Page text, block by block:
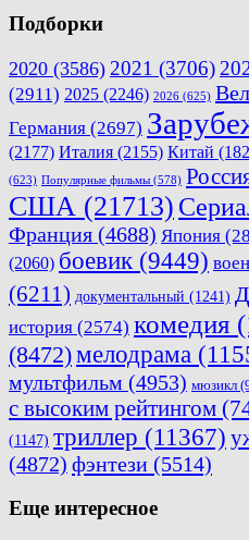
Подборки
2020 (3586) 2021 (3706)
(2911) 2025 (2246) 2026 (625)
Германия (2697)
(2177) Италия (2155) Китай
(623) Популярные фильмы (578)
США (21713)
Франция (4688) Япония
(2060) боевик (9449)
(6211) документальный (1241)
история (2574) комедия
(8472)мелодрама
мультфильм (4953) мюзикл
с высоким рейтингом
(1147) триллер (11367)
(4872) фэнтези (5514)
Еще интересное